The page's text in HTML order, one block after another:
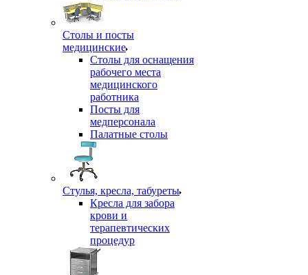
Столы и посты
медицинские
Столы для оснащения
рабочего места
медицинского
работника
Посты для
медперсонала
Палатные столы
Стулья, кресла, табуреты
Кресла для забора
крови и
терапевтических
процедур